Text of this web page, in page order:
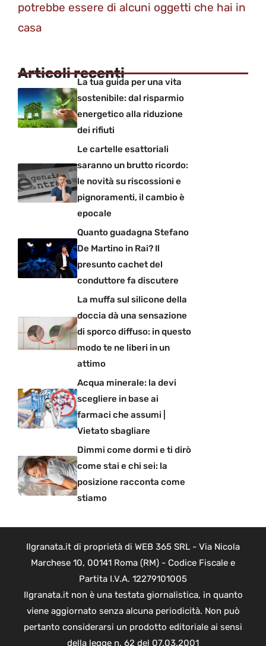
potrebbe essere di alcuni oggetti che hai in
casa
Articoli recenti
La tua guida per una vita
sostenibile: dal risparmio
energetico alla riduzione
dei rifiuti
Le cartelle esattoriali
saranno un brutto ricordo:
le novità su riscossioni e
pignoramenti, il cambio è
epocale
Quanto guadagna Stefano
De Martino in Rai? Il
presunto cachet del
conduttore fa discutere
La muffa sul silicone della
doccia dà una sensazione
di sporco diffuso: in questo
modo te ne liberi in un
attimo
Acqua minerale: la devi
scegliere in base ai
farmaci che assumi |
Vietato sbagliare
Dimmi come dormi e ti dirò
come stai e chi sei: la
posizione racconta come
stiamo
Ilgranata.it di proprietà di WEB 365 SRL - Via Nicola
Marchese 10, 00141 Roma (RM) - Codice Fiscale e
Partita I.V.A. 12279101005
Ilgranata.it non è una testata giornalistica, in quanto
viene aggiornato senza alcuna periodicità. Non può
pertanto considerarsi un prodotto editoriale ai sensi
della legge n. 62 del 07.03.2001